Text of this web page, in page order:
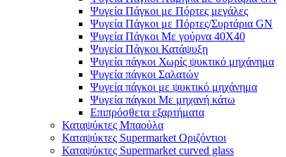
Ψυγεία Πάγκοι με Πόρτες μεγάλες
Ψυγεία Πάγκοι με Πόρτες/Συρτάρια GN
Ψυγεία Πάγκοι Με γούρνα 40Χ40
Ψυγεία Πάγκοι Κατάψυξη
Ψυγεία πάγκοι Χωρίς ψυκτικό μηχάνημα
Ψυγεία πάγκοι Σαλατών
Ψυγεία πάγκοι με ψυκτικό μηχάνημα
Ψυγεία πάγκοι Με μηχανή κάτω
Επιπρόσθετα εξαρτήματα
Καταψύκτες Μπαούλα
Καταψύκτες Supermarket Οριζόντιοι
Καταψύκτες Supermarket curved glass